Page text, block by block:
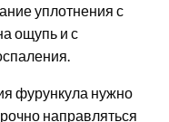
уплотнения с
ощупь и с
фурункула нужно
направляться